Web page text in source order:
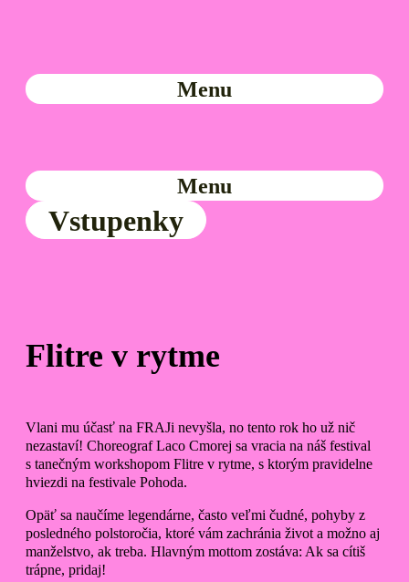
Menu
Menu
Vstupenky
Flitre v rytme
Vlani mu účasť na FRAJi nevyšla, no tento rok ho už nič
nezastaví! Choreograf Laco Cmorej sa vracia na náš festival
s tanečným workshopom Flitre v rytme, s ktorým pravidelne
hviezdi na festivale Pohoda.
Opäť sa naučíme legendárne, často veľmi čudné, pohyby z
posledného polstoročia, ktoré vám zachránia život a možno aj
manželstvo, ak treba. Hlavným mottom zostáva: Ak sa cítiš
trápne, pridaj!